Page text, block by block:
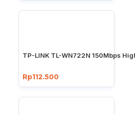
TP-LINK TL-WN722N 150Mbps
Rp112.500